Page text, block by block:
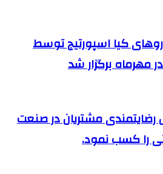
کیا اسپورتیج توسط
برگزار شد
رضایتمندی مشتریان در صنعت
را کسب نمود.